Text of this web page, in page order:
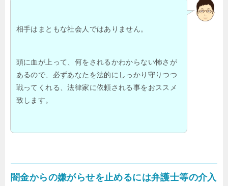
相手はまともな社会人ではありません。
頭に血が上って、何をされるかわからない怖さが
あるので、必ずあなたを法的にしっかり守りつつ
戦ってくれる、法律家に依頼される事をおススメ
致します。
闇金からの嫌がらせを止めるには弁護士等の介入